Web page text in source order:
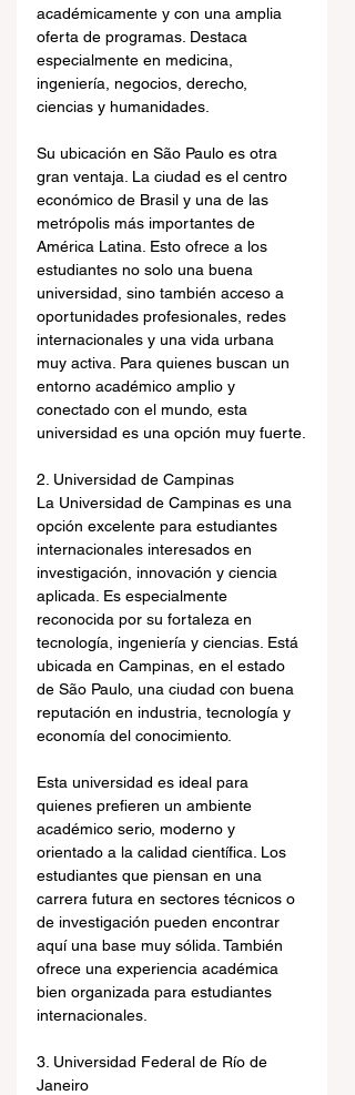
académicamente y con una amplia
oferta de programas. Destaca
especialmente en medicina,
ingeniería, negocios, derecho,
ciencias y humanidades.
Su ubicación en São Paulo es otra
gran ventaja. La ciudad es el centro
económico de Brasil y una de las
metrópolis más importantes de
América Latina. Esto ofrece a los
estudiantes no solo una buena
universidad, sino también acceso a
oportunidades profesionales, redes
internacionales y una vida urbana
muy activa. Para quienes buscan un
entorno académico amplio y
conectado con el mundo, esta
universidad es una opción muy fuerte.
2. Universidad de Campinas
La Universidad de Campinas es una
opción excelente para estudiantes
internacionales interesados en
investigación, innovación y ciencia
aplicada. Es especialmente
reconocida por su fortaleza en
tecnología, ingeniería y ciencias. Está
ubicada en Campinas, en el estado
de São Paulo, una ciudad con buena
reputación en industria, tecnología y
economía del conocimiento.
Esta universidad es ideal para
quienes prefieren un ambiente
académico serio, moderno y
orientado a la calidad científica. Los
estudiantes que piensan en una
carrera futura en sectores técnicos o
de investigación pueden encontrar
aquí una base muy sólida. También
ofrece una experiencia académica
bien organizada para estudiantes
internacionales.
3. Universidad Federal de Río de
Janeiro